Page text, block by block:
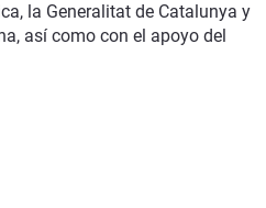
la Generalitat de Catalunya y
así como con el apoyo del